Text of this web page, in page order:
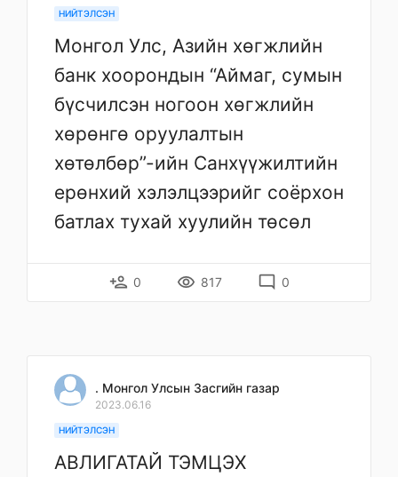
НИЙТЭЛСЭН
Монгол Улс, Азийн хөгжлийн
банк хоорондын “Аймаг, сумын
бүсчилсэн ногоон хөгжлийн
хөрөнгө оруулалтын
хөтөлбөр”-ийн Санхүүжилтийн
ерөнхий хэлэлцээрийг соёрхон
батлах тухай хуулийн төсөл
person_add 0 remove_red_eye 817 mode_comment 0
. Монгол Улсын Засгийн газар
2023.06.16
НИЙТЭЛСЭН
АВЛИГАТАЙ ТЭМЦЭХ